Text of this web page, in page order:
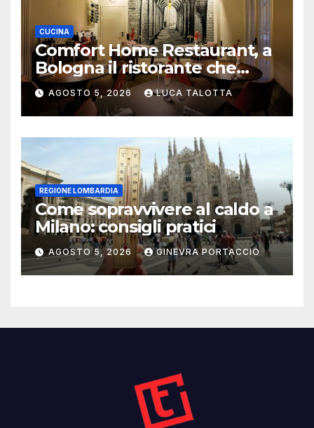
CUCINA
Comfort Home Restaurant, a
Bologna il ristorante che
trasforma l’ospitalità in
un’esperienza di casa
AGOSTO 5, 2026 LUCA TALOTTA
REGIONE LOMBARDIA
Come sopravvivere al caldo a
Milano: consigli pratici
AGOSTO 5, 2026 GINEVRA PORTACCIO